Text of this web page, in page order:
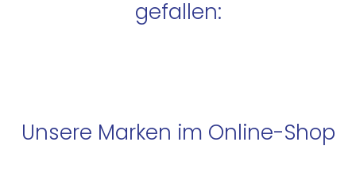
gefallen:
Unsere Marken im Online-Shop